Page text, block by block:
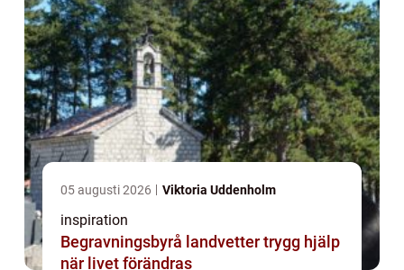
05 augusti 2026 Viktoria Uddenholm
inspiration
Begravningsbyrå landvetter trygg hjälp
när livet förändras